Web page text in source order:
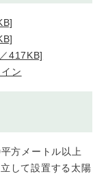
417KB]
ン​
方メートル以上
して設置する太陽